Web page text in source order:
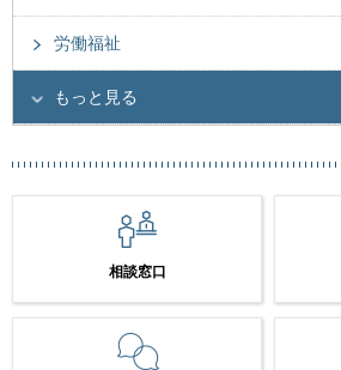
労働福祉
もっと見る
相談窓口